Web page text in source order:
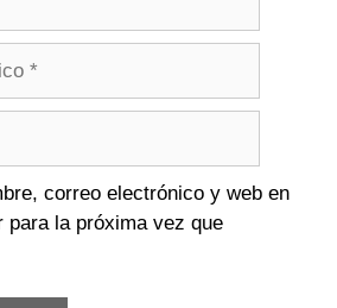
correo electrónico y web en
para la próxima vez que